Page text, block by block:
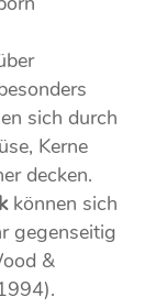
sich durch
Kerne
decken.
können sich
gegenseitig
&